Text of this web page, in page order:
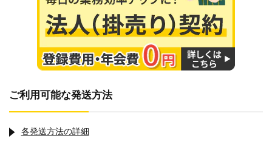
ご利用可能な発送方法
各発送方法の詳細